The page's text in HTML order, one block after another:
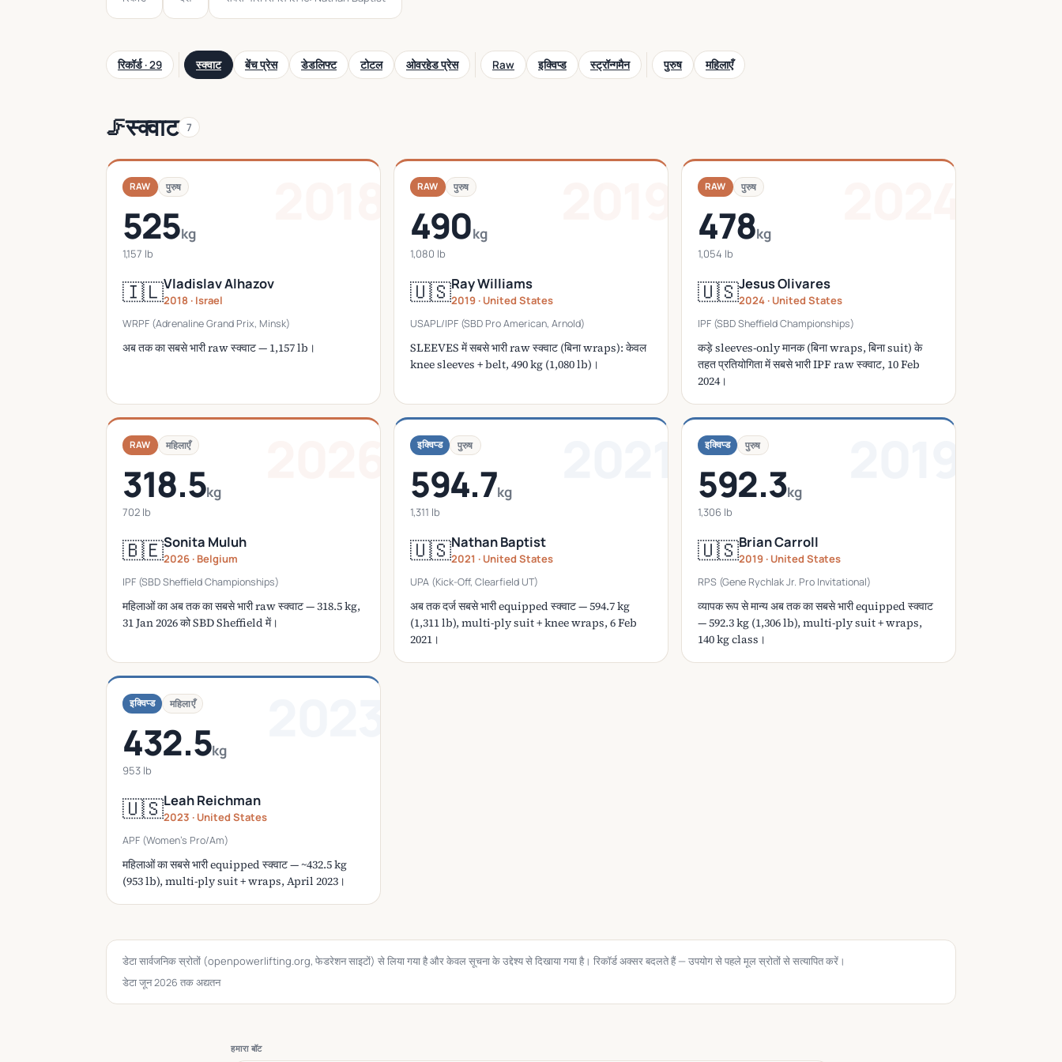
रिकॉर्ड · 29 स्क्वाट बेंच प्रेस डेडलिफ्ट टोटल ओवरहेड प्रेस Raw इक्विप्ड स्ट्रॉन्गमैन पुरुष महिलाएँ
🦵स्क्वाट 7
RAW पुरुष
525kg
1,157 lb
🇮🇱Vladislav Alhazov
2018 · Israel
WRPF (Adrenaline Grand Prix, Minsk)
अब तक का सबसे भारी raw स्क्वाट — 1,157 lb।
RAW पुरुष
490kg
1,080 lb
🇺🇸Ray Williams
2019 · United States
USAPL/IPF (SBD Pro American, Arnold)
SLEEVES में सबसे भारी raw स्क्वाट (बिना wraps): केवल
knee sleeves + belt, 490 kg (1,080 lb)।
RAW पुरुष
478kg
1,054 lb
🇺🇸Jesus Olivares
2024 · United States
IPF (SBD Sheffield Championships)
कड़े sleeves-only मानक (बिना wraps, बिना suit) के
तहत प्रतियोगिता में सबसे भारी IPF raw स्क्वाट, 10 Feb
2024।
RAW महिलाएँ
318.5kg
702 lb
🇧🇪Sonita Muluh
2026 · Belgium
IPF (SBD Sheffield Championships)
महिलाओं का अब तक का सबसे भारी raw स्क्वाट — 318.5 kg,
31 Jan 2026 को SBD Sheffield में।
इक्विप्ड पुरुष
594.7kg
1,311 lb
🇺🇸Nathan Baptist
2021 · United States
UPA (Kick-Off, Clearfield UT)
अब तक दर्ज सबसे भारी equipped स्क्वाट — 594.7 kg
(1,311 lb), multi-ply suit + knee wraps, 6 Feb
2021।
इक्विप्ड पुरुष
592.3kg
1,306 lb
🇺🇸Brian Carroll
2019 · United States
RPS (Gene Rychlak Jr. Pro Invitational)
व्यापक रूप से मान्य अब तक का सबसे भारी equipped स्क्वाट
— 592.3 kg (1,306 lb), multi-ply suit + wraps,
140 kg class।
इक्विप्ड महिलाएँ
432.5kg
953 lb
🇺🇸Leah Reichman
2023 · United States
APF (Women's Pro/Am)
महिलाओं का सबसे भारी equipped स्क्वाट — ~432.5 kg
(953 lb), multi-ply suit + wraps, April 2023।
डेटा सार्वजनिक स्रोतों (openpowerlifting.org, फेडरेशन साइटों) से लिया गया है और केवल सूचना के उद्देश्य से दिखाया गया है। रिकॉर्ड अक्सर बदलते हैं — उपयोग से पहले मूल स्रोतों से सत्यापित करें।
डेटा जून 2026 तक अद्यतन
हमारा बॉट